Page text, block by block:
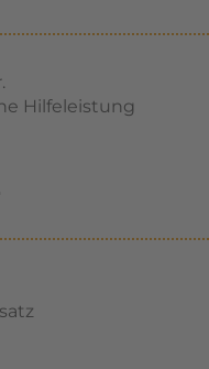
Hilfeleistung